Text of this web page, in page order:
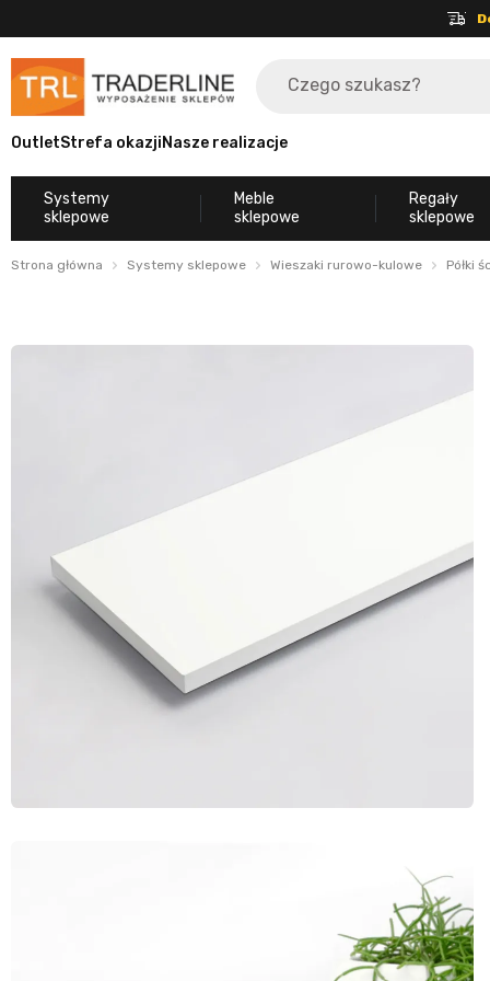
OutletStrefa okazjiNasze realizacje
Systemy
sklepowe
Meble
sklepowe
Regały
sklepowe
Strona główna Systemy sklepowe Wieszaki rurowo-kulowe Półki